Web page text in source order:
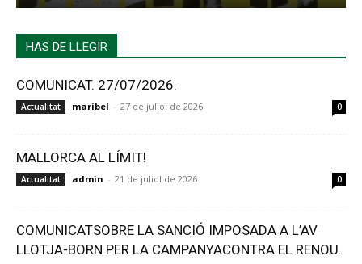
HAS DE LLEGIR
COMUNICAT. 27/07/2026.
Actualitat maribel - 27 de juliol de 2026 0
MALLORCA AL LÍMIT!
Actualitat admin - 21 de juliol de 2026 0
COMUNICATSOBRE LA SANCIÓ IMPOSADA A L’AV
LLOTJA-BORN PER LA CAMPANYACONTRA EL RENOU.